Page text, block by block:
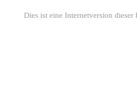
Dies ist eine Internetversion